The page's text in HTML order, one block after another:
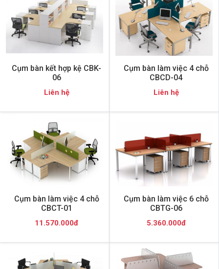
Cụm bàn kết hợp kệ CBK-
06
Liên hệ
Cụm bàn làm việc 4 chỗ
CBCD-04
Liên hệ
Cụm bàn làm việc 4 chỗ
CBCT-01
11.570.000đ
Cụm bàn làm việc 6 chỗ
CBTG-06
5.360.000đ